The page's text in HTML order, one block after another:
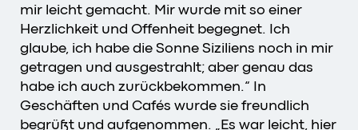
mir leicht gemacht. Mir wurde mit so einer
Herzlichkeit und Offenheit begegnet. Ich
glaube, ich habe die Sonne Siziliens noch in mir
getragen und ausgestrahlt; aber genau das
habe ich auch zurückbekommen.“ In
Geschäften und Cafés wurde sie freundlich
begrüßt und aufgenommen. „Es war leicht, hier